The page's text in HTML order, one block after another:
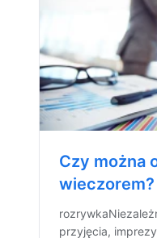
Czy można
wieczorem?
przyjęcia,